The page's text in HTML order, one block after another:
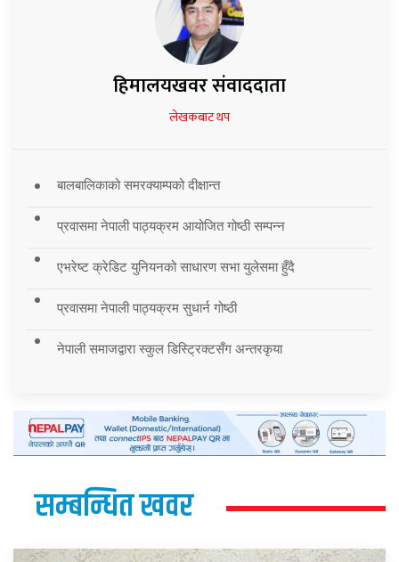
हिमालयखवर संवाददाता
लेखकबाट थप
बालबालिकाको समरक्याम्पको दीक्षान्त
प्रवासमा नेपाली पाठ्यक्रम आयोजित गोष्ठी सम्पन्न
एभरेष्ट क्रेडिट युनियनको साधारण सभा युलेसमा हुँदै
प्रवासमा नेपाली पाठ्यक्रम सुधार्न गोष्ठी
नेपाली समाजद्वारा स्कुल डिस्ट्रिक्टसँग अन्तरकृया
सम्बन्धित खवर